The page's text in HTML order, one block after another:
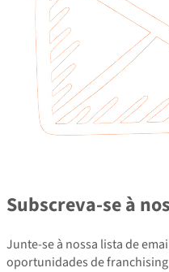
Subscreva-se à
Junte-se à nossa lista de
oportunidades de